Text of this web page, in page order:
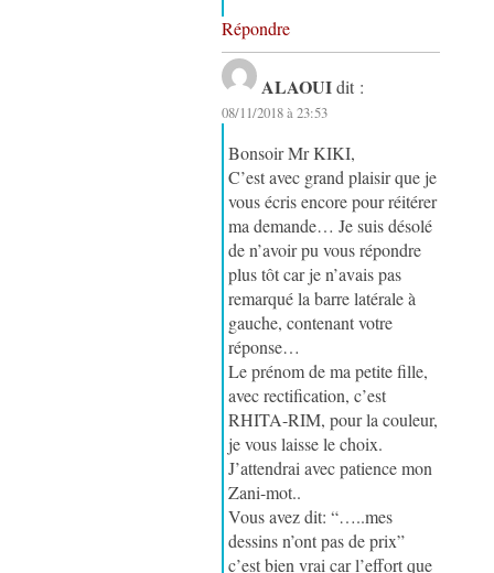
Répondre
ALAOUI dit :
08/11/2018 à 23:53
Bonsoir Mr KIKI,
C’est avec grand plaisir que je
vous écris encore pour réitérer
ma demande… Je suis désolé
de n’avoir pu vous répondre
plus tôt car je n’avais pas
remarqué la barre latérale à
gauche, contenant votre
réponse…
Le prénom de ma petite fille,
avec rectification, c’est
RHITA-RIM, pour la couleur,
je vous laisse le choix.
J’attendrai avec patience mon
Zani-mot..
Vous avez dit: “…..mes
dessins n’ont pas de prix”
c’est bien vrai car l’effort que